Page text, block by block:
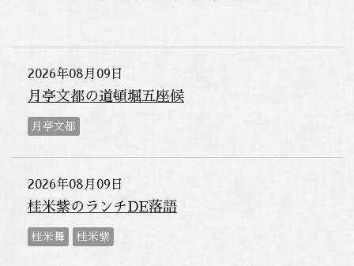
2026年08月09日
月亭文都の道頓堀五座候
月亭文都
2026年08月09日
桂米紫のランチDE落語
桂米舞 桂米紫